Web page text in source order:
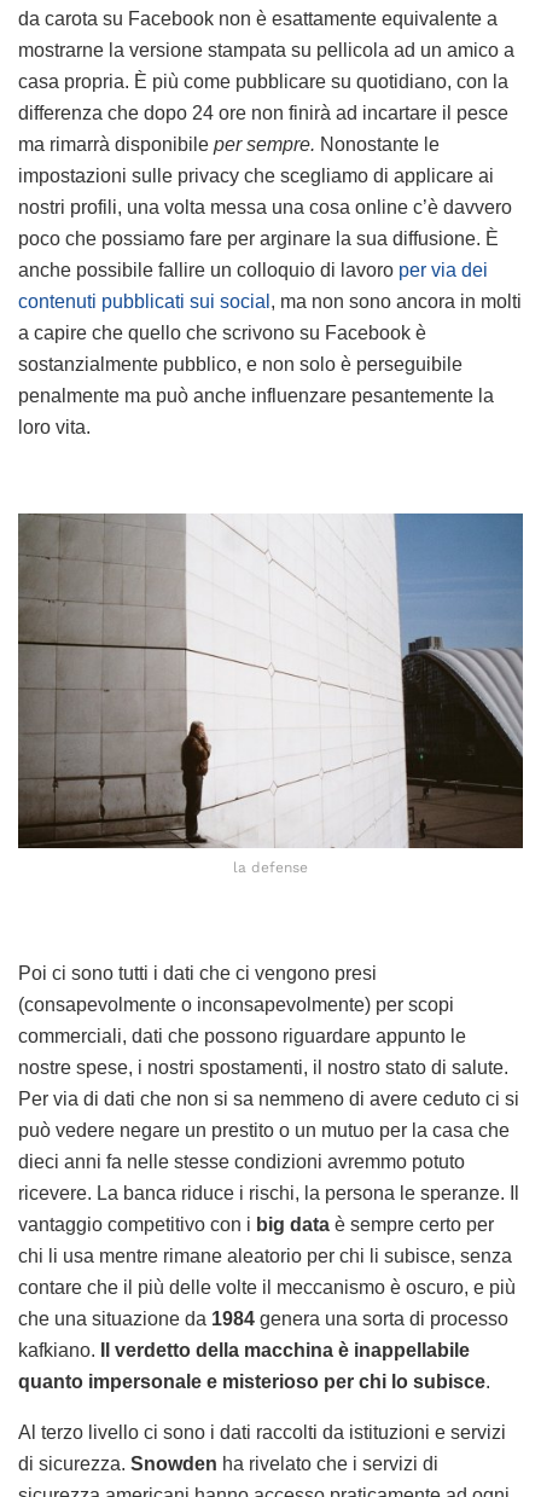
da carota su Facebook non è esattamente equivalente a
mostrarne la versione stampata su pellicola ad un amico a
casa propria. È più come pubblicare su quotidiano, con la
differenza che dopo 24 ore non finirà ad incartare il pesce
ma rimarrà disponibile per sempre. Nonostante le
impostazioni sulle privacy che scegliamo di applicare ai
nostri profili, una volta messa una cosa online c’è davvero
poco che possiamo fare per arginare la sua diffusione. È
anche possibile fallire un colloquio di lavoro per via dei
contenuti pubblicati sui social , ma non sono ancora in molti
a capire che quello che scrivono su Facebook è
sostanzialmente pubblico, e non solo è perseguibile
penalmente ma può anche influenzare pesantemente la
loro vita.
la defense
Poi ci sono tutti i dati che ci vengono presi
(consapevolmente o inconsapevolmente) per scopi
commerciali, dati che possono riguardare appunto le
nostre spese, i nostri spostamenti, il nostro stato di salute.
Per via di dati che non si sa nemmeno di avere ceduto ci si
può vedere negare un prestito o un mutuo per la casa che
dieci anni fa nelle stesse condizioni avremmo potuto
ricevere. La banca riduce i rischi, la persona le speranze. Il
vantaggio competitivo con i big data è sempre certo per
chi li usa mentre rimane aleatorio per chi li subisce, senza
contare che il più delle volte il meccanismo è oscuro, e più
che una situazione da 1984 genera una sorta di processo
kafkiano.
Il verdetto della macchina è inappellabile
quanto impersonale e misterioso per chi lo subisce.
Al terzo livello ci sono i dati raccolti da istituzioni e servizi
di sicurezza. Snowden ha rivelato che i servizi di